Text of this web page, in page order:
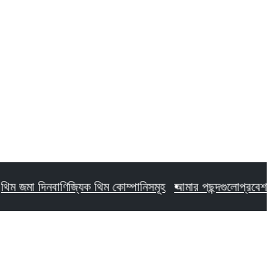
থিম জমা দিনবাণিজ্যিক থিম কোম্পানিসমূহ আমার পছন্দগুলোপ্রবেশ